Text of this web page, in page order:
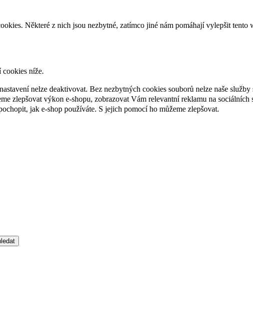
Některé z nich jsou nezbytné, zatímco jiné nám pomáhají vylepšit
cookies níže.
nelze deaktivovat. Bez nezbytných cookies souborů nelze naše
zlepšovat výkon e-shopu, zobrazovat Vám relevantní reklamu na
jak e-shop používáte. S jejich pomocí ho můžeme zlepšovat.